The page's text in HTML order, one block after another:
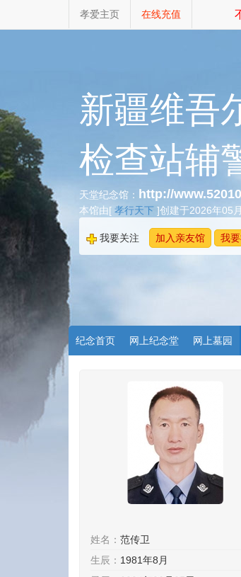
孝爱主页 在线充值
新疆维吾
检查站辅
天堂纪念馆： http://
本馆由[ 孝行天下 ]创建于2026年05
我要关注 加入亲友馆 我
纪念首页 网上纪念堂 网上墓园
姓名： 范传卫
生辰： 1981年8月